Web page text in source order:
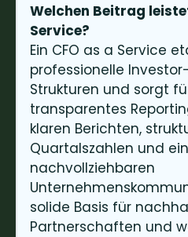
Welchen Beitrag
Service?
Ein CFO as a Service
professionelle
Strukturen und sorgt
transparentes
klaren Berichten,
Quartalszahlen und
nachvollziehbaren
solide Basis für
Partnerschaften und